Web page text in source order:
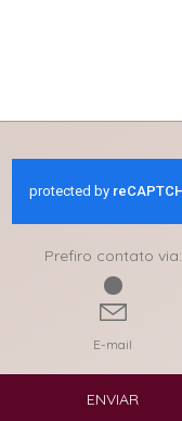
Prefiro contato via:
E-mail
ENVIAR